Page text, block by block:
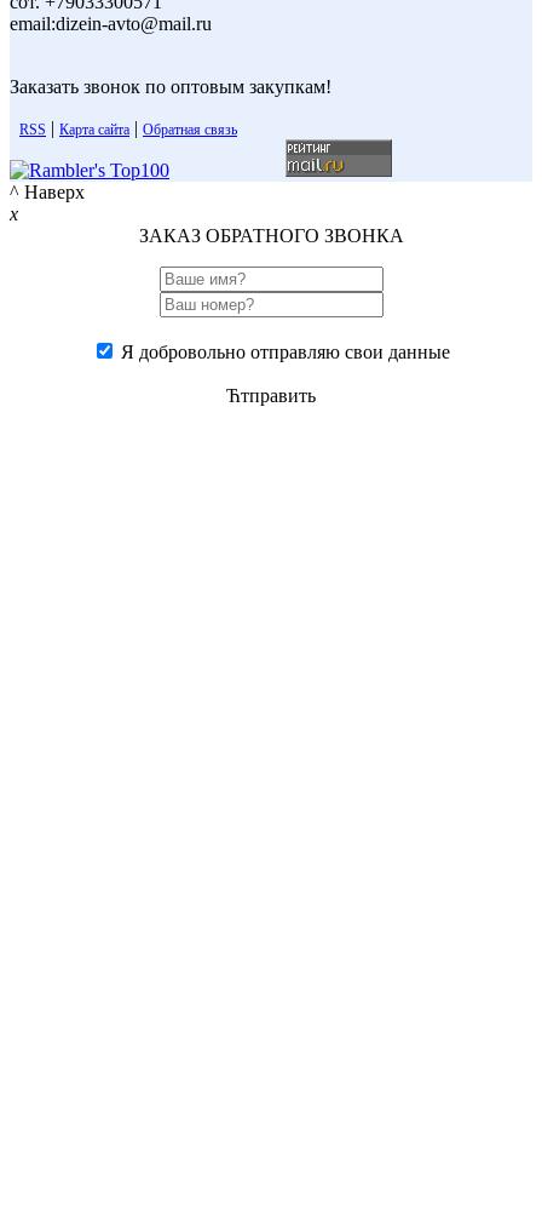
email:dizein-avto@mail.ru
Заказать звонок по оптовым закупкам!
RSS | Карта сайта | Обратная связь
^ Наверх
x
ЗАКАЗ ОБРАТНОГО ЗВОНКА
Я добровольно отправляю свои данные
Ћтправить